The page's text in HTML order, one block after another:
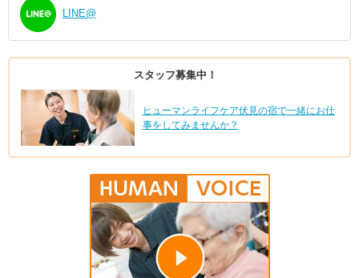
LINE@
スタッフ募集中！
ヒューマンライフケア伏見の宿で一緒にお仕
事をしてみませんか？